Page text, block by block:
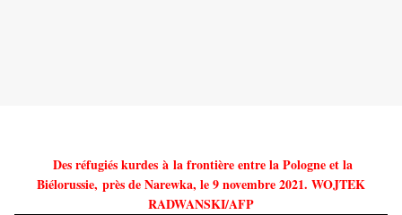
Des réfugiés kurdes à la frontière entre la Pologne et la
Biélorussie, près de Narewka, le 9 novembre 2021. WOJTEK
RADWANSKI/AFP